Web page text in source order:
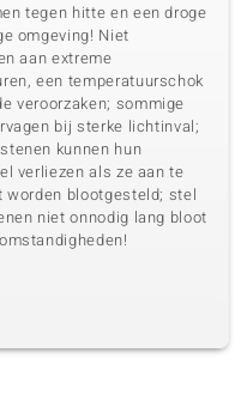
tegen hitte en een droge
omgeving! Niet
aan extreme
een temperatuurschok
veroorzaken; sommige
bij sterke lichtinval;
kunnen hun
verliezen als ze aan te
worden blootgesteld; stel
niet onnodig lang bloot